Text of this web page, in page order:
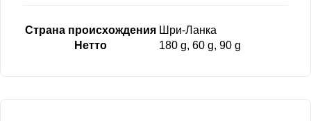
Страна происхождения Шри-Ланка
Нетто
180 g, 60 g, 90 g